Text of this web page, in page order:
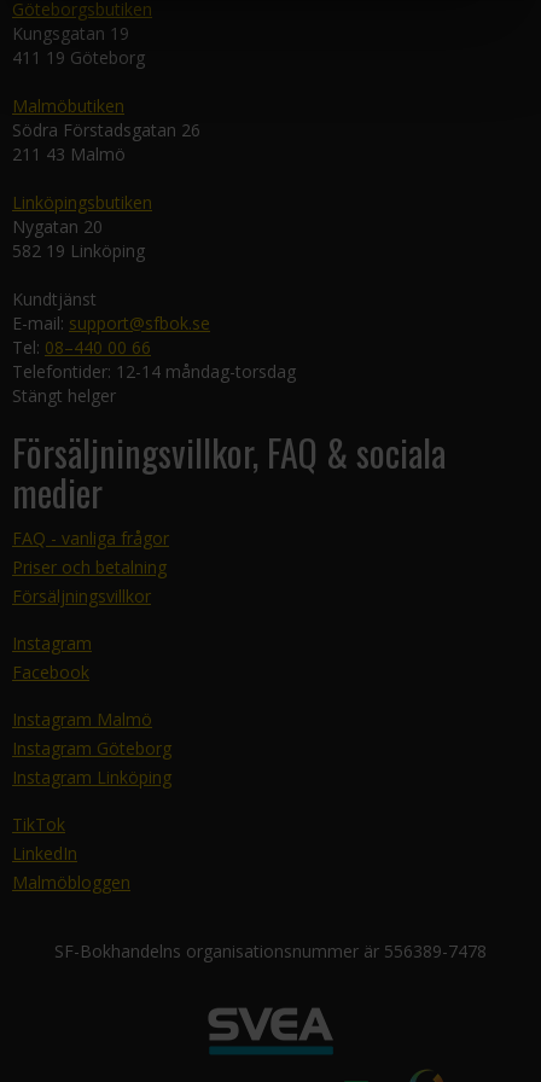
Göteborgsbutiken
Kungsgatan 19
411 19 Göteborg
Malmöbutiken
Södra Förstadsgatan 26
211 43 Malmö
Linköpingsbutiken
Nygatan 20
582 19 Linköping
Kundtjänst
E-mail: support@sfbok.se
Tel: 08–440 00 66
Telefontider: 12-14 måndag-torsdag
Stängt helger
Försäljningsvillkor, FAQ & sociala
medier
FAQ - vanliga frågor
Priser och betalning
Försäljningsvillkor
Instagram
Facebook
Instagram Malmö
Instagram Göteborg
Instagram Linköping
TikTok
LinkedIn
Malmöbloggen
SF-Bokhandelns organisationsnummer är 556389-7478